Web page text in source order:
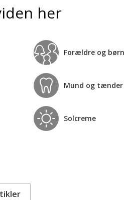
her
Forældre og børn
Mund og tænder
Solcreme